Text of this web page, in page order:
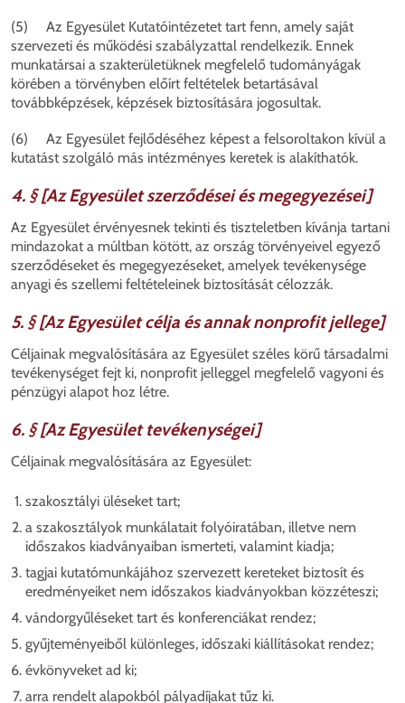
(5) Az Egyesület Kutatóintézetet tart fenn, amely saját
szervezeti és működési szabályzattal rendelkezik. Ennek
munkatársai a szakterületüknek megfelelő tudományágak
körében a törvényben előírt feltételek betartásával
továbbképzések, képzések biztosítására jogosultak.
(6) Az Egyesület fejlődéséhez képest a felsoroltakon kívül a
kutatást szolgáló más intézményes keretek is alakíthatók.
4. § [Az Egyesület szerződései és megegyezései]
Az Egyesület érvényesnek tekinti és tiszteletben kívánja tartani
mindazokat a múltban kötött, az ország törvényeivel egyező
szerződéseket és megegyezéseket, amelyek tevékenysége
anyagi és szellemi feltételeinek biztosítását célozzák.
5. § [Az Egyesület célja és annak nonprofit jellege]
Céljainak megvalósítására az Egyesület széles körű társadalmi
tevékenységet fejt ki, nonprofit jelleggel megfelelő vagyoni és
pénzügyi alapot hoz létre.
6. § [Az Egyesület tevékenységei]
Céljainak megvalósítására az Egyesület:
szakosztályi üléseket tart;
a szakosztályok munkálatait folyóiratában, illetve nem
időszakos kiadványaiban ismerteti, valamint kiadja;
tagjai kutatómunkájához szervezett kereteket biztosít és
eredményeiket nem időszakos kiadványokban közzéteszi;
vándorgyűléseket tart és konferenciákat rendez;
gyűjteményeiből különleges, időszaki kiállításokat rendez;
évkönyveket ad ki;
arra rendelt alapokból pályadíjakat tűz ki.